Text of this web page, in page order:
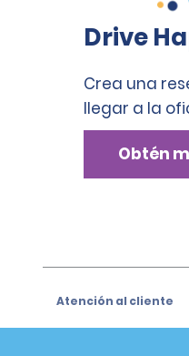
Drive
Crea una
llegar a la
Obtén
Atención al cliente